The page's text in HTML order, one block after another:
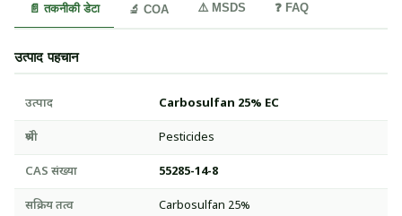
📄 तकनीकी डेटा 🔬 COA ⚠️ MSDS ❓ FAQ
उत्पाद पहचान
उत्पाद Carbosulfan 25% EC
श्रेणी Pesticides
CAS संख्या 55285-14-8
सक्रिय तत्व Carbosulfan 25%